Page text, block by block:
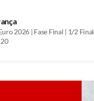
2026 | Fase Final | 1/2 Final